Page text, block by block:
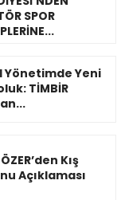
SPOR
Yönetimde Yeni
TİMBİR
Kış
Açıklaması